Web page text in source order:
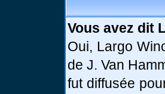
Vous avez dit
Oui, Largo
de J. Van
fut diffusée